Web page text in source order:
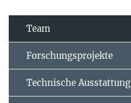
Team
Forschungsprojekte
Technische Ausstattung